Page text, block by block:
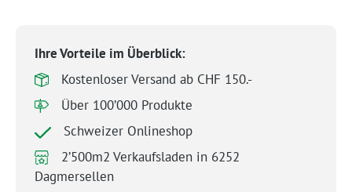
Ihre Vorteile im Überblick:
Kostenloser Versand ab CHF 150.-
Über 100’000 Produkte
Schweizer Onlineshop
2’500m2 Verkaufsladen in 6252
Dagmersellen